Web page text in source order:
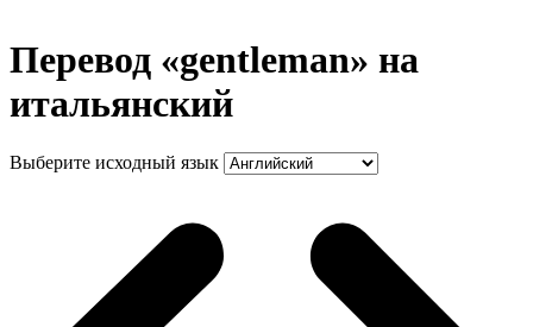
Перевод «gentleman» на
итальянский
Выберите исходный язык